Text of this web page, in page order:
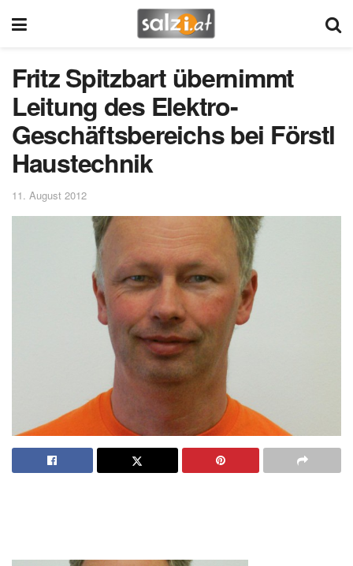
Fritz Spitzbart übernimmt
Leitung des Elektro-
Geschäftsbereichs bei Förstl
Haustechnik
11. August 2012